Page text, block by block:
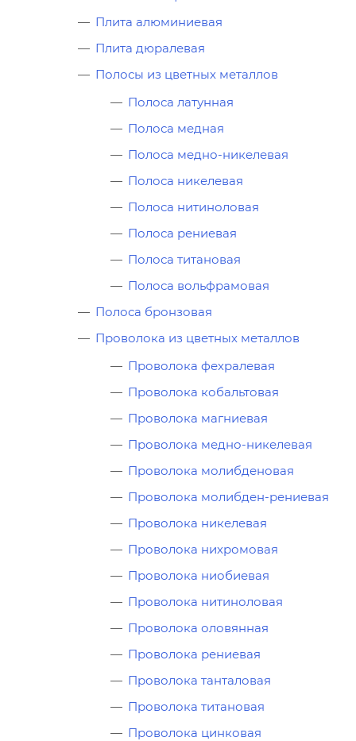
Плита алюминиевая
Плита дюралевая
Полосы из цветных металлов
Полоса латунная
Полоса медная
Полоса медно-никелевая
Полоса никелевая
Полоса нитиноловая
Полоса рениевая
Полоса титановая
Полоса вольфрамовая
Полоса бронзовая
Проволока из цветных металлов
Проволока фехралевая
Проволока кобальтовая
Проволока магниевая
Проволока медно-никелевая
Проволока молибденовая
Проволока молибден-рениевая
Проволока никелевая
Проволока нихромовая
Проволока ниобиевая
Проволока нитиноловая
Проволока оловянная
Проволока рениевая
Проволока танталовая
Проволока титановая
Проволока цинковая